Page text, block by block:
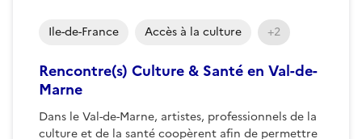
Rencontre(s) Culture & Santé en Val-de-
Marne
Dans le Val-de-Marne, artistes, professionnels de la
culture et de la santé coopèrent afin de permettre
Ile-de-France Accès à la culture +2